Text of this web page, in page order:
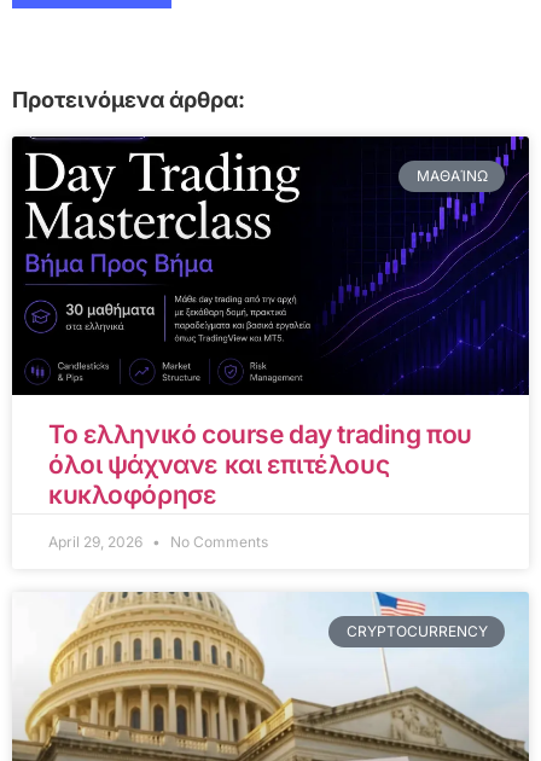
Προτεινόμενα άρθρα:
ΜΑΘΑΊΝΩ
Το ελληνικό course day trading που
όλοι ψάχνανε και επιτέλους
κυκλοφόρησε
April 29, 2026 No Comments
CRYPTOCURRENCY